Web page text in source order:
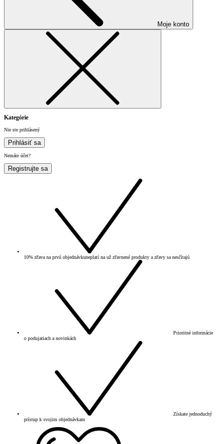
Moje konto
Kategórie
Nie ste prihlásený
Prihlásiť sa
Nemáte účet?
Registrujte sa
10% zľava na prvú objednávkuneplatí na už zľavnené produkty a zľavy sa nesčítajú
Prioritné informácie
o podujatiach a novinkách
Získate jednoduchý
prístup k svojim objednávkam